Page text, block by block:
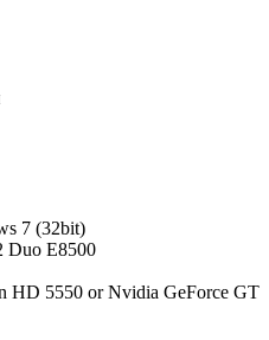
7 (32bit)
Duo E8500
HD 5550 or Nvidia GeForce GT